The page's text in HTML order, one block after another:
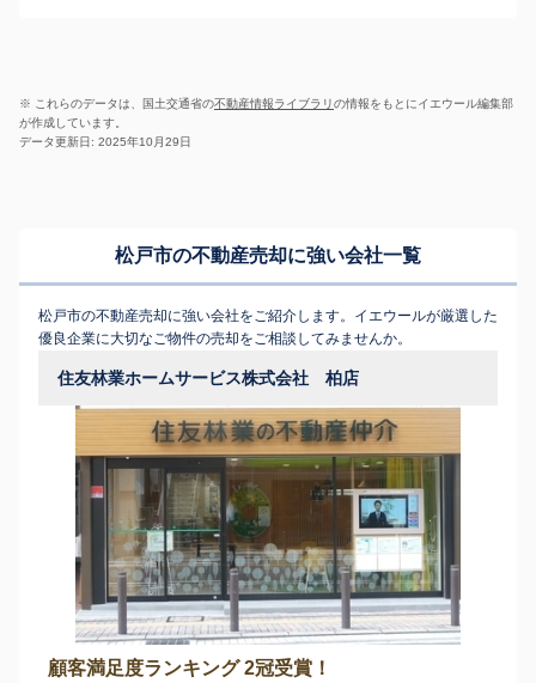
※ これらのデータは、国土交通省の不動産情報ライブラリの情報をもとにイエウール編集部
が作成しています。
データ更新日: 2025年10月29日
松戸市の不動産売却に強い会社一覧
松戸市の不動産売却に強い会社をご紹介します。イエウールが厳選した
優良企業に大切なご物件の売却をご相談してみませんか。
住友林業ホームサービス株式会社 柏店
顧客満足度ランキング 2冠受賞！